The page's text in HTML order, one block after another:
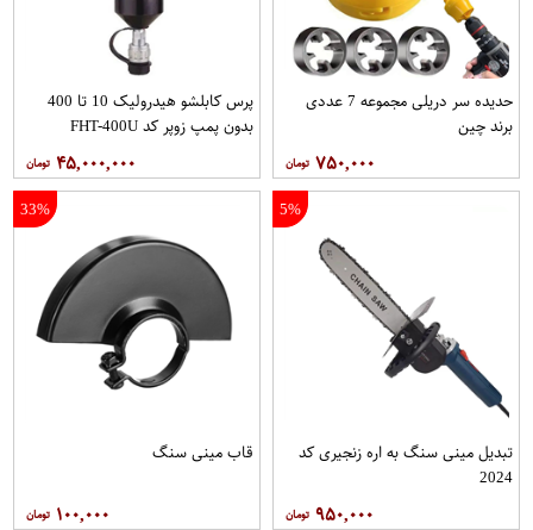
حدیده سر دریلی مجموعه 7 عددی
برند چین
۷۵۰,۰۰۰
پرس کابلشو هیدرولیک 10 تا 400
بدون پمپ زوپر کد FHT-400U
۴۵,۰۰۰,۰۰۰
5%
تبدیل مینی سنگ به اره زنجیری کد
2024
۹۵۰,۰۰۰
33%
قاب مینی سنگ
۱۰۰,۰۰۰